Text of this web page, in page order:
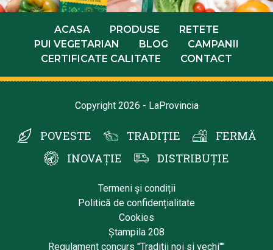
ACASA PRODUSE
RETETE
PUI VEGETARIAN
BLOG
CAMPANII
CERTIFICATE CALITATE
CONTACT
Copyright 2026 - LaProvincia
POVESTE TRADIȚIE
FERMĂ
INOVAȚIE
DISTRIBUȚIE
Termeni și condiții
Politică de confidențialitate
Cookies
Ștampila 208
Regulament concurs "Traditii noi si vechi""